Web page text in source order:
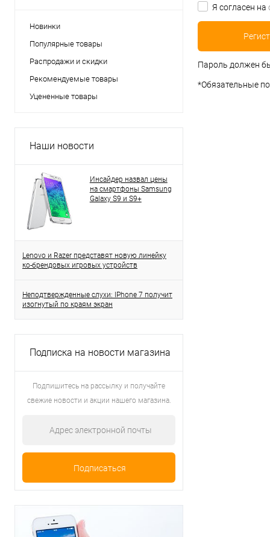
Новинки
Популярные товары
Распродажи и скидки
Рекомендуемые товары
Уцененные товары
Наши новости
Инсайдер назвал цены
на смартфоны Samsung
Galaxy S9 и S9+
Lenovo и Razer представят новую линейку
ко-брендовых игровых устройств
Неподтвержденные слухи: IPhone 7 получит
изогнутый по краям экран
Подписка на новости магазина
Подпишитесь на рассылку и получайте
свежие новости и акции нашего магазина.
Я согласен на
Пароль должен
*Обязательные